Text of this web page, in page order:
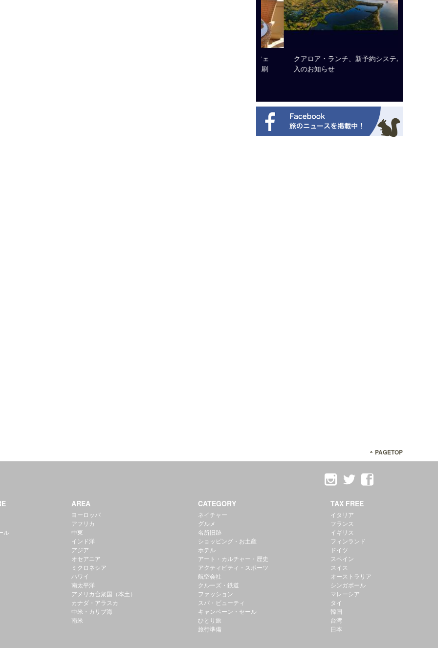
クアロア・ランチ、新予約システム導
入のお知らせ
PAGETOP
ル
AREA
ヨーロッパ
アフリカ
中東
インド洋
アジア
オセアニア
ミクロネシア
ハワイ
南太平洋
アメリカ合衆国（本土）
カナダ・アラスカ
中米・カリブ海
南米
CATEGORY
ネイチャー
グルメ
名所旧跡
ショッピング・お土産
ホテル
アート・カルチャー・歴史
アクティビティ・スポーツ
航空会社
クルーズ・鉄道
ファッション
スパ・ビューティ
キャンペーン・セール
ひとり旅
旅行準備
TAX FREE
イタリア
フランス
イギリス
フィンランド
ドイツ
スペイン
スイス
オーストラリア
シンガポール
マレーシア
タイ
韓国
台湾
日本